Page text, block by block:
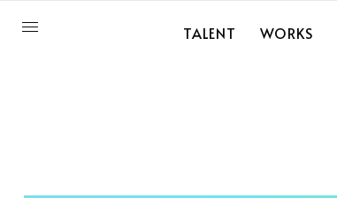
TALENT WORKS